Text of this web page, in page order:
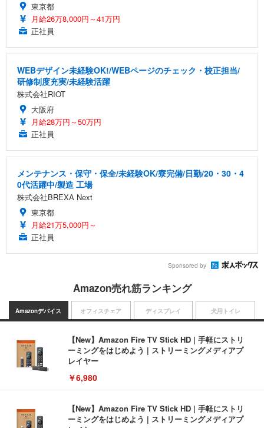
東京都
月給26万8,000円～41万円
正社員
WEBデザイン未経験OK!/WEBページのチェック・校正担当/
研修制度充実/未経験活躍
株式会社RIOT
大阪府
月給28万円～50万円
正社員
メンテナンス・保守・保全/未経験OK/寮完備/日勤/20・30・4
0代活躍中/製造 工場
株式会社BREXA Next
東京都
月給21万5,000円～
正社員
Sponsored by
Amazon売れ筋ランキング
Amazonデバイス
【New】Amazon Fire TV Stick HD | 手軽にストリ
ーミングをはじめよう | ストリーミングメディアプ
レイヤー
￥6,980
【New】Amazon Fire TV Stick HD | 手軽にストリ
ーミングをはじめよう | ストリーミングメディアプ
オフィスチェア ディスプレイ 犬用トイレ